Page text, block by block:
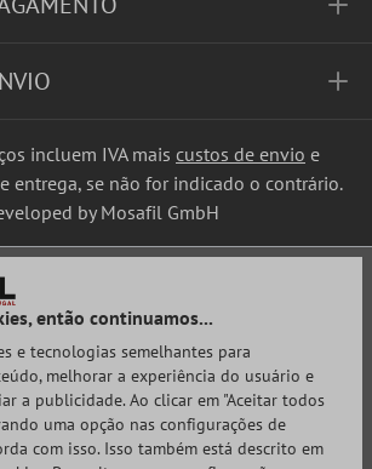
incluem IVA mais custos de envio e
entrega, se não for indicado o contrário.
by Mosafil GmbH
então continuamos...
e tecnologias semelhantes para
melhorar a experiência do usuário e
a publicidade. Ao clicar em "Aceitar todos
uma opção nas configurações de
com isso. Isso também está descrito em